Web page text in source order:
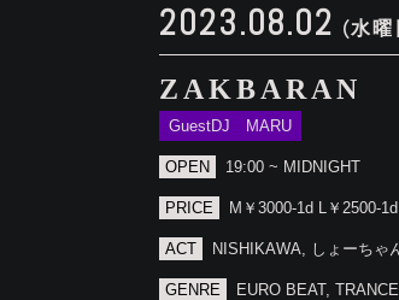
2023.08.02 (水曜
ZAKBARAN
GuestDJ MARU
OPEN 19:00 ~ MIDNIGHT
PRICE M￥3000-1d L￥2500-1d
ACT NISHIKAWA, しょーちゃ
GENRE EURO BEAT,